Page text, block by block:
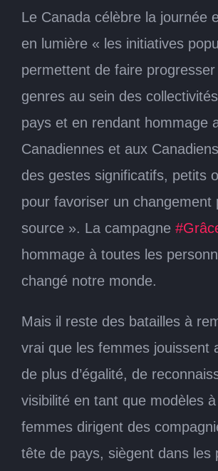
Le Canada célèbre la journée
en lumière « les initiatives
permettent de faire progresser
genres au sein des
pays et en rendant hommage
Canadiennes et aux
des gestes significatifs, petits
pour favoriser un changement
source ». La campagne
hommage à toutes les
changé notre monde.
Mais il reste des batailles à
vrai que les femmes jouissent
de plus d’égalité, de
visibilité en tant que modèles
femmes dirigent des
tête de pays, siègent dans les